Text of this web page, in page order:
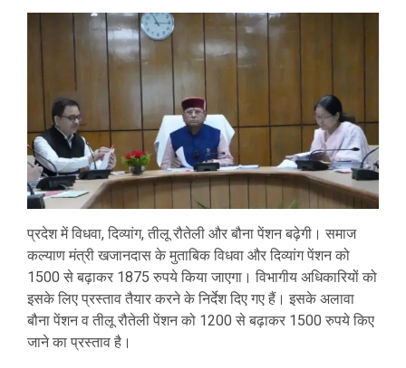
प्रदेश में विधवा, दिव्यांग, तीलू रौतेली और बौना पेंशन बढ़ेगी। समाज
कल्याण मंत्री खजानदास के मुताबिक विधवा और दिव्यांग पेंशन को
1500 से बढ़ाकर 1875 रुपये किया जाएगा। विभागीय अधिकारियों को
इसके लिए प्रस्ताव तैयार करने के निर्देश दिए गए हैं। इसके अलावा
बौना पेंशन व तीलू रौतेली पेंशन को 1200 से बढ़ाकर 1500 रुपये किए
जाने का प्रस्ताव है।